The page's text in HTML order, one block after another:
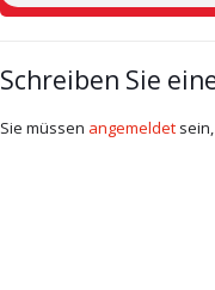
Schreiben Sie
Sie müssen angemeldet